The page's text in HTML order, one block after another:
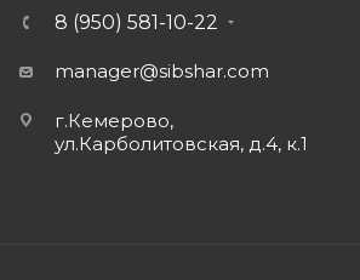
8 (950) 581-10-22
manager@sibshar.com
г.Кемерово,
ул.Карболитовская, д.4, к.1